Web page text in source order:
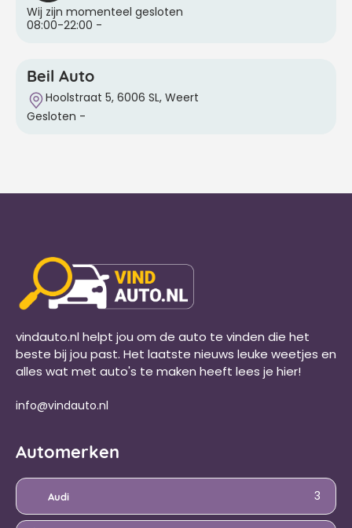
Wij zijn momenteel gesloten
08:00-22:00 -
Beil Auto
Hoolstraat 5, 6006 SL, Weert
Gesloten -
vindauto.nl helpt jou om de auto te vinden die het
beste bij jou past. Het laatste nieuws leuke weetjes en
alles wat met auto's te maken heeft lees je hier!
info@vindauto.nl
Automerken
Audi 3